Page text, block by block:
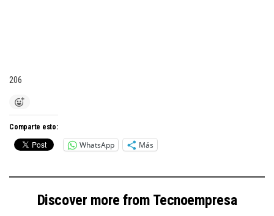
206
Comparte esto:
WhatsApp Más
Discover more from Tecnoempresa